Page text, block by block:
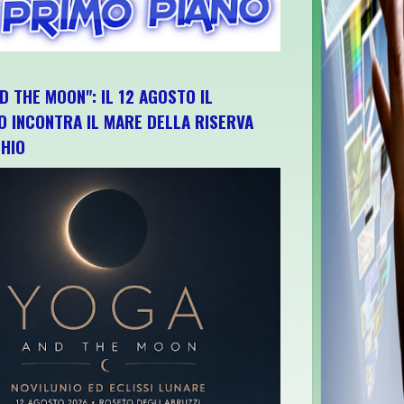
THE MOON": IL 12 AGOSTO IL
INCONTRA IL MARE DELLA RISERVA